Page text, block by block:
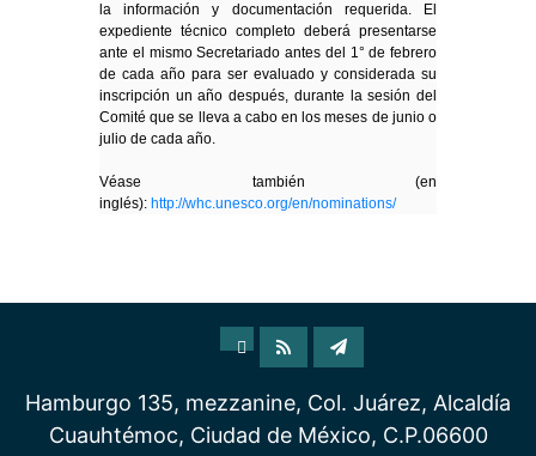
la información y documentación requerida. El
expediente técnico completo deberá presentarse
ante el mismo Secretariado antes del 1° de febrero
de cada año para ser evaluado y considerada su
inscripción un año después, durante la sesión del
Comité que se lleva a cabo en los meses de junio o
julio de cada año.
Véase también (en
inglés): http://whc.unesco.org/en/nominations/
Hamburgo 135, mezzanine, Col. Juárez, Alcaldía
Cuauhtémoc, Ciudad de México, C.P.06600